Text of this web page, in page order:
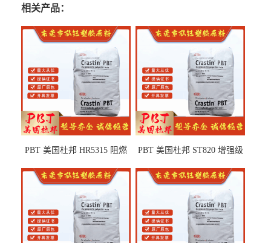
相关产品：
PBT 美国杜邦 HR5315 阻燃
部件
PBT 美国杜邦 ST820 增强级